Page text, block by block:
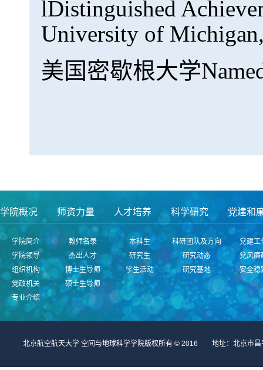
lDistinguished
University of
美国密歇根大学
学院概况
学院简介
学院领导
组织机构
党政机关
专业介绍
师资力量
教师名录
杰出人才
博士生导师
硕士生导师
人才培养
本科生
研究生
学生活动
科学研究
科研团队及方向
研究动态
研究基地
党建和
党建工
党风廉
安全稳
北京航空航天大学 空间与地球科学学院版权所有 © 2016 地址：北京